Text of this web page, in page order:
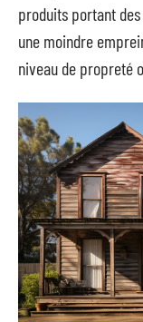
produits portant
une moindre
niveau de propreté